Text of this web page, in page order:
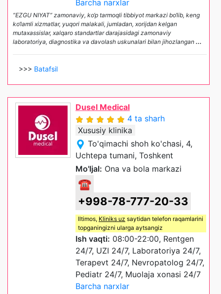
Barcha narxlar
“EZGU NIYAT” zamonaviy, ko‘p tarmoqli tibbiyot markazi bo‘lib, keng
ko‘lamli xizmatlar, yuqori malakali, jumladan, xorijdan kelgan
mutaxassislar, xalqaro standartlar darajasidagi zamonaviy
laboratoriya, diagnostika va davolash uskunalari bilan jihozlangan ...
>>> Batafsil
Dusel Medical
4 ta sharh
Xususiy klinika
To'qimachi shoh ko'chasi, 4,
Uchtepa tumani, Toshkent
Mo'ljal: Ona va bola markazi
☎
+998-78-777-20-33
Iltimos, Kliniks uz saytidan telefon raqamlarini
topganingizni ularga aytsangiz
Ish vaqti: 08:00-22:00, Rentgen
24/7, UZI 24/7, Laboratoriya 24/7,
Terapevt 24/7, Nevropatolog 24/7,
Pediatr 24/7, Muolaja xonasi 24/7
Barcha narxlar